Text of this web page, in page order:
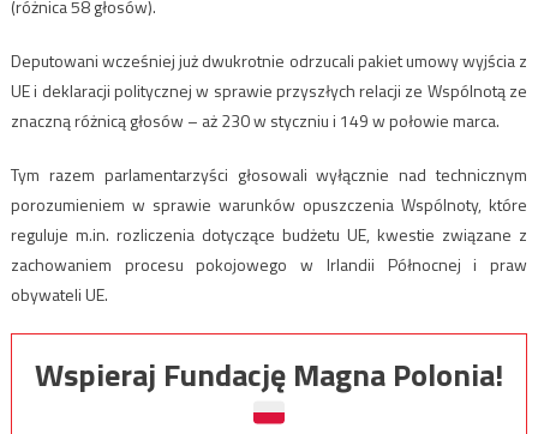
(różnica 58 głosów).
Deputowani wcześniej już dwukrotnie odrzucali pakiet umowy wyjścia z
UE i deklaracji politycznej w sprawie przyszłych relacji ze Wspólnotą ze
znaczną różnicą głosów – aż 230 w styczniu i 149 w połowie marca.
Tym razem parlamentarzyści głosowali wyłącznie nad technicznym
porozumieniem w sprawie warunków opuszczenia Wspólnoty, które
reguluje m.in. rozliczenia dotyczące budżetu UE, kwestie związane z
zachowaniem procesu pokojowego w Irlandii Północnej i praw
obywateli UE.
Wspieraj Fundację Magna Polonia!